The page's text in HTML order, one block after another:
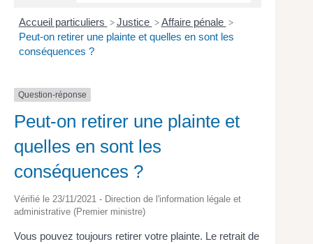
Accueil particuliers > Justice > Affaire pénale >
Peut-on retirer une plainte et quelles en sont les
conséquences ?
Question-réponse
Peut-on retirer une plainte et
quelles en sont les
conséquences ?
Vérifié le 23/11/2021 - Direction de l'information légale et
administrative (Premier ministre)
Vous pouvez toujours retirer votre plainte. Le retrait de